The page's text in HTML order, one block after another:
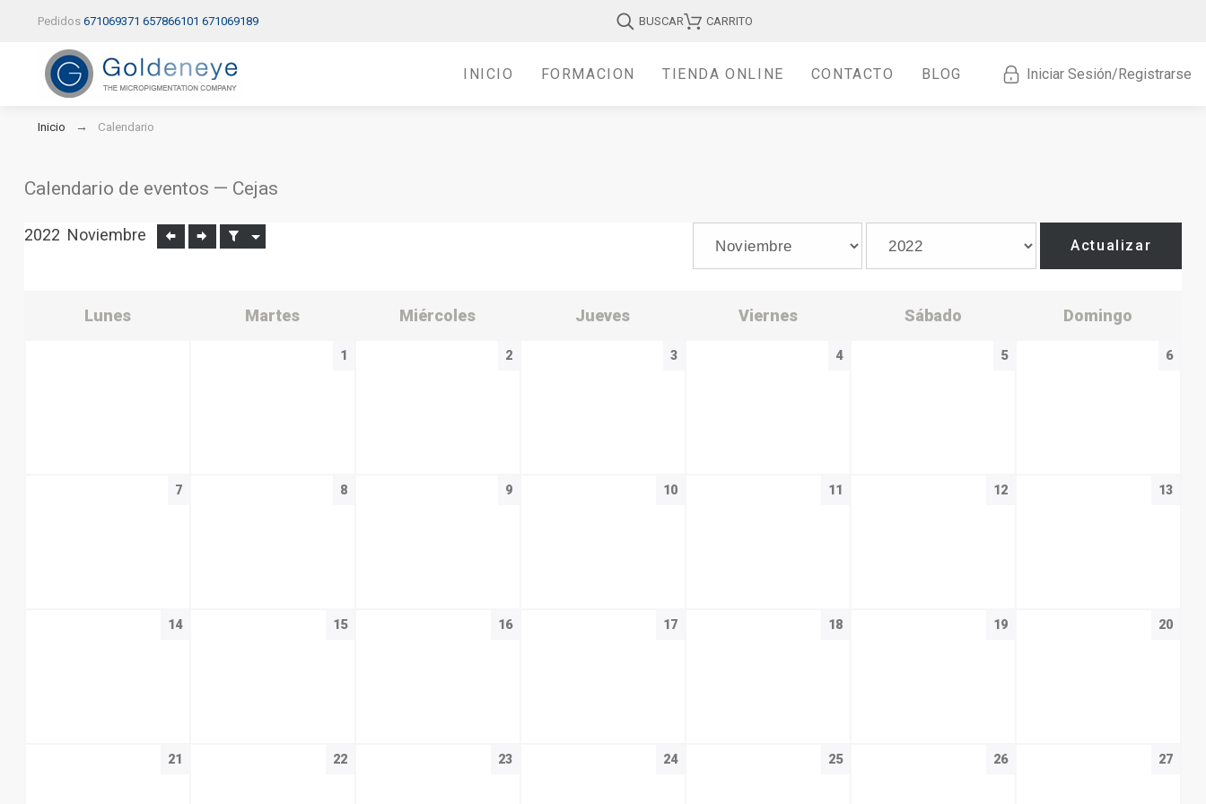
Pedidos 671069371 657866101 671069189 BUSCAR CARRITO
INICIO FORMACIÓN TIENDA ONLINE CONTACTO BLOG Iniciar Sesión/Registrarse
Inicio Calendario
Calendario de eventos — Cejas
2022 Noviembre
Actualizar
Lunes Martes Miércoles Jueves Viernes Sábado Domingo
1 2 3 4 5 6
7 8 9 10 11 12 13
14 15 16 17 18 19 20
21 22 23 24 25 26 27